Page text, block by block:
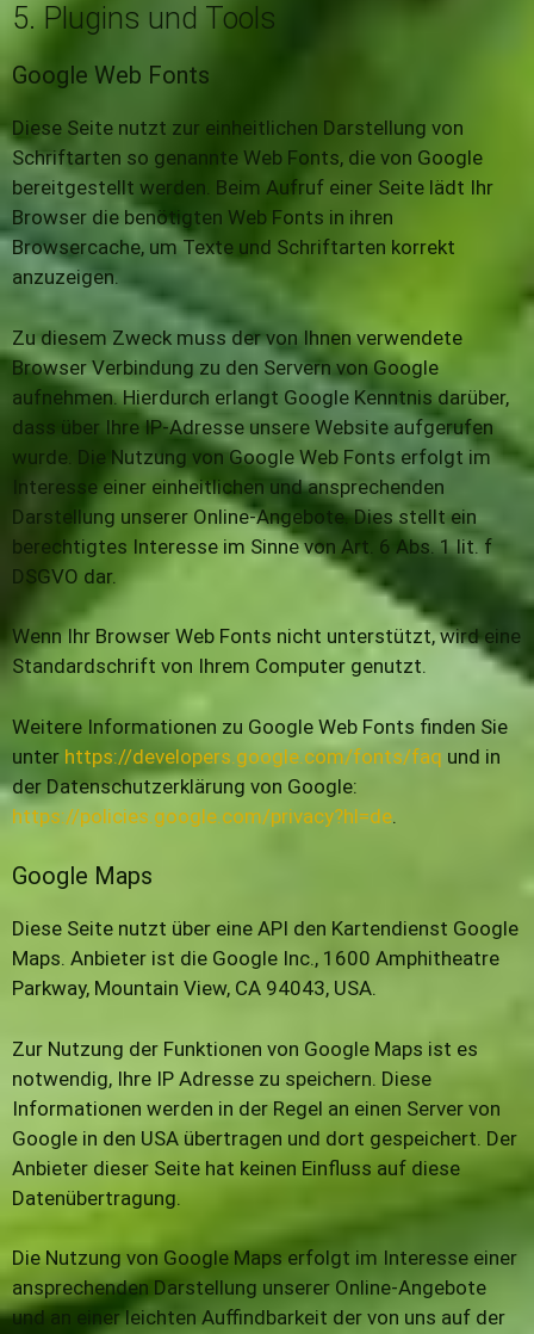
5. Plugins und Tools
Google Web Fonts
Diese Seite nutzt zur einheitlichen Darstellung von
Schriftarten so genannte Web Fonts, die von Google
bereitgestellt werden. Beim Aufruf einer Seite lädt Ihr
Browser die benötigten Web Fonts in ihren
Browsercache, um Texte und Schriftarten korrekt
anzuzeigen.
Zu diesem Zweck muss der von Ihnen verwendete
Browser Verbindung zu den Servern von Google
aufnehmen. Hierdurch erlangt Google Kenntnis darüber,
dass über Ihre IP-Adresse unsere Website aufgerufen
wurde. Die Nutzung von Google Web Fonts erfolgt im
Interesse einer einheitlichen und ansprechenden
Darstellung unserer Online-Angebote. Dies stellt ein
berechtigtes Interesse im Sinne von Art. 6 Abs. 1 lit. f
DSGVO dar.
Wenn Ihr Browser Web Fonts nicht unterstützt, wird eine
Standardschrift von Ihrem Computer genutzt.
Weitere Informationen zu Google Web Fonts finden Sie
unter https://developers.google.com/fonts/faq und in
der Datenschutzerklärung von Google:
https://policies.google.com/privacy?hl=de
Google Maps
Diese Seite nutzt über eine API den Kartendienst Google
Maps. Anbieter ist die Google Inc., 1600 Amphitheatre
Parkway, Mountain View, CA 94043, USA.
Zur Nutzung der Funktionen von Google Maps ist es
notwendig, Ihre IP Adresse zu speichern. Diese
Informationen werden in der Regel an einen Server von
Google in den USA übertragen und dort gespeichert. Der
Anbieter dieser Seite hat keinen Einfluss auf diese
Datenübertragung.
Die Nutzung von Google Maps erfolgt im Interesse einer
ansprechenden Darstellung unserer Online-Angebote
und an einer leichten Auffindbarkeit der von uns auf der